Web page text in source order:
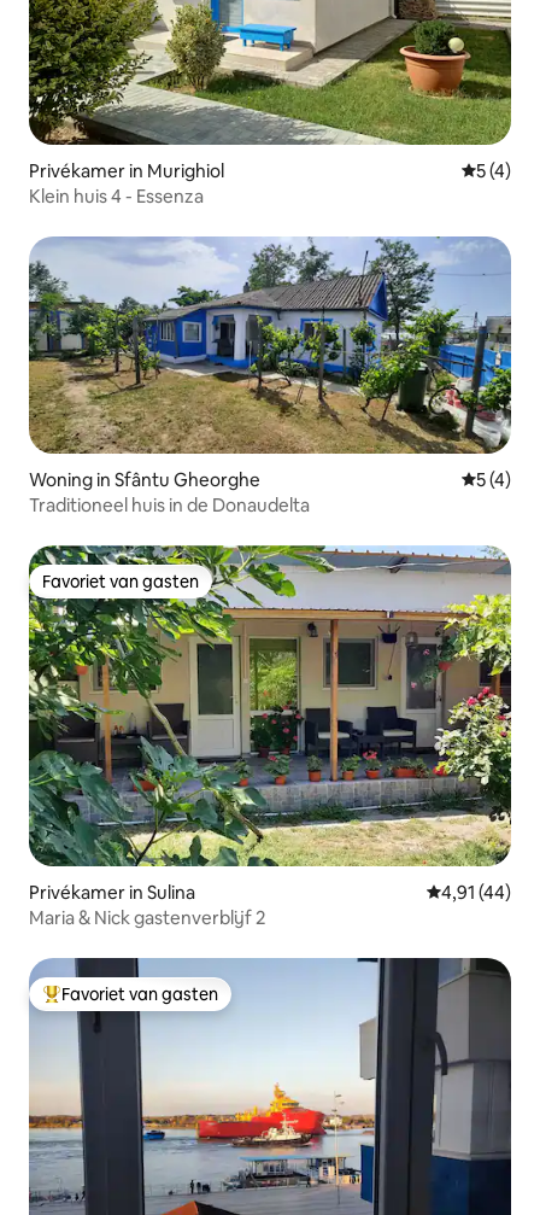
Privékamer in Murighiol
5 (4)
Klein huis 4 - Essenza
Woning in Sfântu Gheorghe
5 (4)
Traditioneel huis in de Donaudelta
Favoriet van gasten
Favoriet van gasten
Privékamer in Sulina Gemiddelde
4,91 (44)
Maria & Nick gastenverblijf 2
Topfavoriet van gasten
Favoriet van gasten